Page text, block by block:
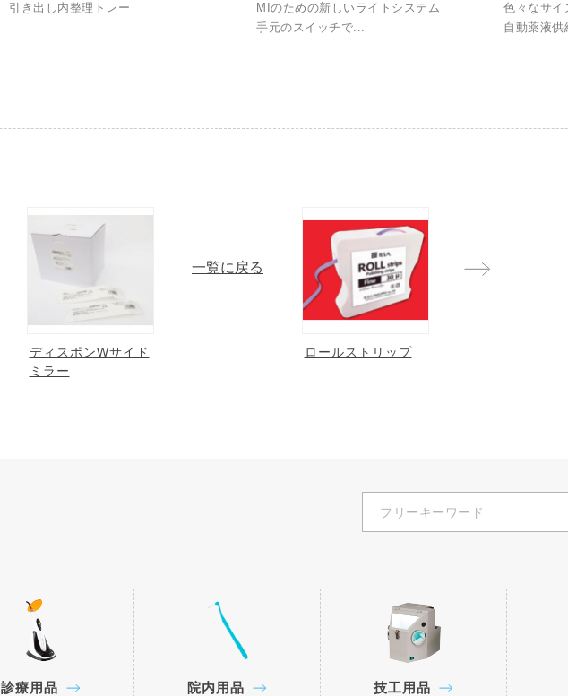
引き出し内整理トレー
MIのための新しいライトシステム
手元のスイッチで...
色々なサイ
自動薬液
ディスポンWサイド
ミラー
一覧に戻る
ロールストリップ
診療用品 院内用品 技工用品